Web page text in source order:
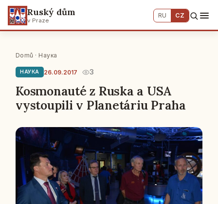
Ruský dům
v Praze
RU CZ
Domů · Наука
НАУКА 26.09.2017 3
Kosmonauté z Ruska a USA
vystoupili v Planetáriu Praha